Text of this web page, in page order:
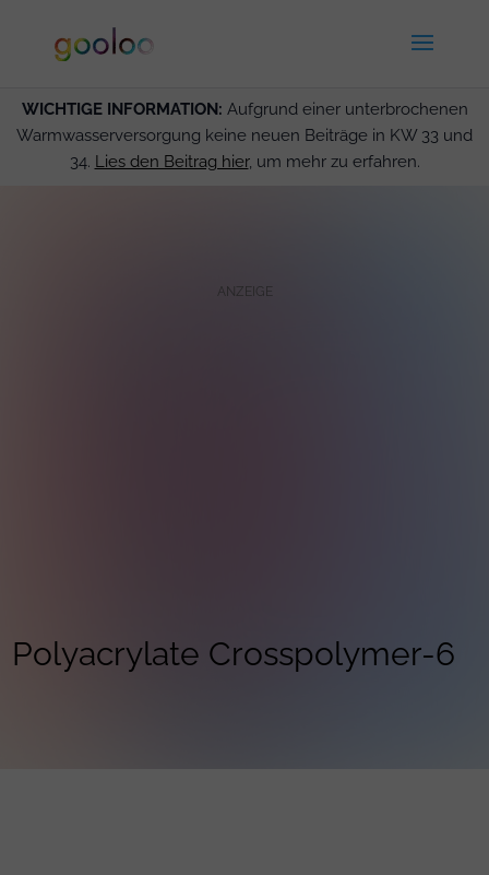
WICHTIGE INFORMATION: Aufgrund einer unterbrochenen
Warmwasserversorgung keine neuen Beiträge in KW 33 und
34. Lies den Beitrag hier, um mehr zu erfahren.
Polyacrylate Crosspolymer-6